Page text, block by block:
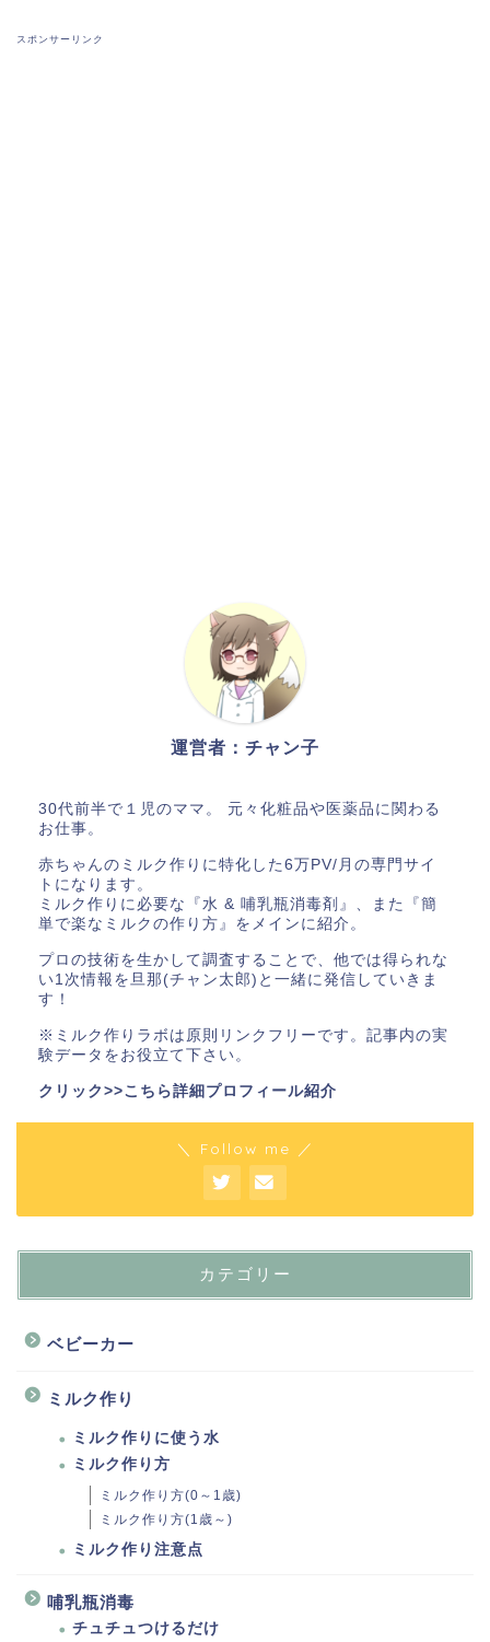
スポンサーリンク
運営者：チャン子
30代前半で１児のママ。 元々化粧品や医薬品に関わる
お仕事。
赤ちゃんのミルク作りに特化した6万PV/月の専門サイ
トになります。
ミルク作りに必要な『水 & 哺乳瓶消毒剤』、また『簡
単で楽なミルクの作り方』をメインに紹介。
プロの技術を生かして調査することで、他では得られな
い1次情報を旦那(チャン太郎)と一緒に発信していきま
す！
※ミルク作りラボは原則リンクフリーです。記事内の実
験データをお役立て下さい。
クリック>>こちら詳細プロフィール紹介
＼ Follow me ／
カテゴリー
ベビーカー
ミルク作り
ミルク作りに使う水
ミルク作り方
ミルク作り方(0～1歳)
ミルク作り方(1歳～)
ミルク作り注意点
哺乳瓶消毒
チュチュつけるだけ